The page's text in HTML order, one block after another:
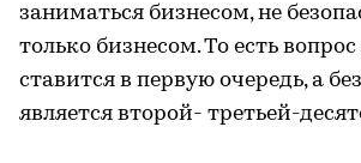
заниматься бизнесом, не
только бизнесом. То есть
ставится в первую очередь, а
является второй- третьей-